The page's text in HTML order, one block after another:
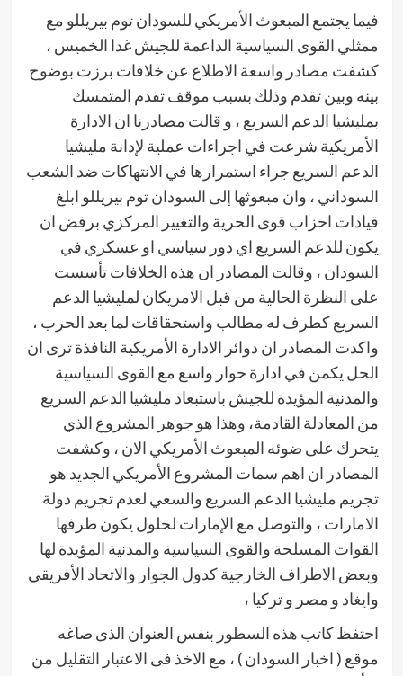
فيما يجتمع المبعوث الأمريكي للسودان توم بيريللو مع
ممثلي القوى السياسية الداعمة للجيش غدا الخميس ،
كشفت مصادر واسعة الاطلاع عن خلافات برزت بوضوح
بينه وبين تقدم وذلك بسبب موقف تقدم المتمسك
بمليشيا الدعم السريع ، و قالت مصادرنا ان الادارة
الأمريكية شرعت في اجراءات عملية لإدانة مليشيا
الدعم السريع جراء استمرارها في الانتهاكات ضد الشعب
السوداني ، وان مبعوثها إلى السودان توم بيريللو ابلغ
قيادات احزاب قوى الحرية والتغيير المركزي برفض ان
يكون للدعم السريع اي دور سياسي او عسكري في
السودان ، وقالت المصادر ان هذه الخلافات تأسست
على النظرة الحالية من قبل الامريكان لمليشيا الدعم
السريع كطرف له مطالب واستحقاقات لما بعد الحرب ،
واكدت المصادر ان دوائر الادارة الأمريكية النافذة ترى ان
الحل يكمن في ادارة حوار واسع مع القوى السياسية
والمدنية المؤيدة للجيش باستبعاد مليشيا الدعم السريع
من المعادلة القادمة، وهذا هو جوهر المشروع الذي
يتحرك على ضوئه المبعوث الأمريكي الان ، وكشفت
المصادر ان اهم سمات المشروع الأمريكي الجديد هو
تجريم مليشيا الدعم السريع والسعي لعدم تجريم دولة
الامارات ، والتوصل مع الإمارات لحلول يكون طرفها
القوات المسلحة والقوى السياسية والمدنية المؤيدة لها
وبعض الاطراف الخارجية كدول الجوار والاتحاد الأفريقي
وايغاد و مصر و تركيا ،
احتفظ كاتب هذه السطور بنفس العنوان الذى صاغه
موقع ( اخبار السودان ) ، مع الاخذ فى الاعتبار التقليل من